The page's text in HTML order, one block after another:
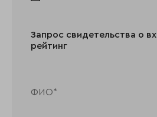
Запрос свидетельства о
рейтинг